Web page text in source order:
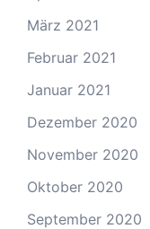
März 2021
Februar 2021
Januar 2021
Dezember 2020
November 2020
Oktober 2020
September 2020